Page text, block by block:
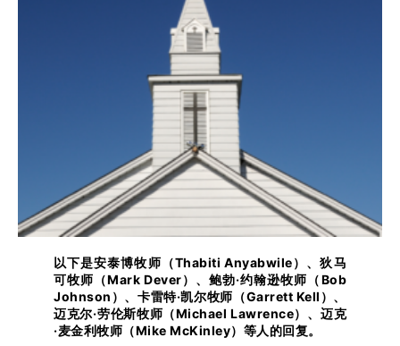
以下是安泰博牧师（Thabiti Anyabwile）、狄马
可牧师（Mark Dever）、鲍勃·约翰逊牧师（Bob
Johnson）、卡雷特·凯尔牧师（Garrett Kell）、
迈克尔·劳伦斯牧师（Michael Lawrence）、迈克
·麦金利牧师（Mike McKinley）等人的回复。